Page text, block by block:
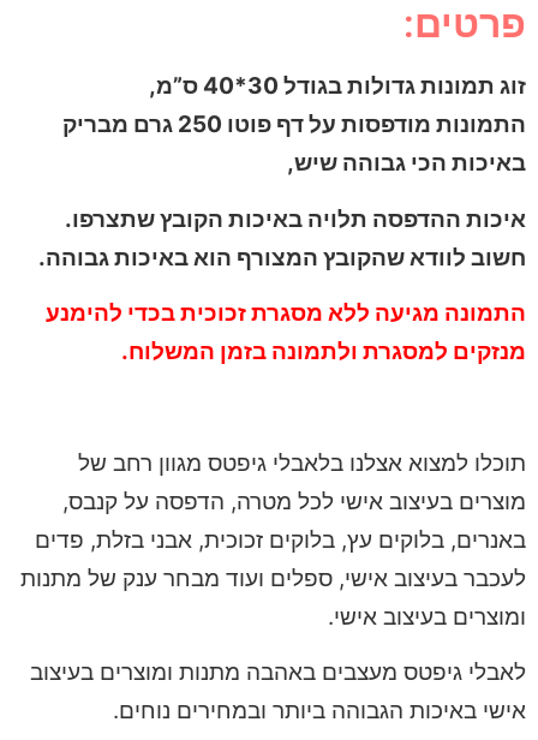
פרטים:
זוג תמונות גדולות בגודל 30*40 ס”מ,
התמונות מודפסות על דף פוטו 250 גרם מבריק
באיכות הכי גבוהה שיש,
איכות ההדפסה תלויה באיכות הקובץ שתצרפו.
חשוב לוודא שהקובץ המצורף הוא באיכות גבוהה.
התמונה מגיעה ללא מסגרת זכוכית בכדי להימנע
מנזקים למסגרת ולתמונה בזמן המשלוח.
תוכלו למצוא אצלנו בלאבלי גיפטס מגוון רחב של
מוצרים בעיצוב אישי לכל מטרה, הדפסה על קנבס,
באנרים, בלוקים עץ, בלוקים זכוכית, אבני בזלת, פדים
לעכבר בעיצוב אישי, ספלים ועוד מבחר ענק של מתנות
ומוצרים בעיצוב אישי.
לאבלי גיפטס מעצבים באהבה מתנות ומוצרים בעיצוב
אישי באיכות הגבוהה ביותר ובמחירים נוחים.